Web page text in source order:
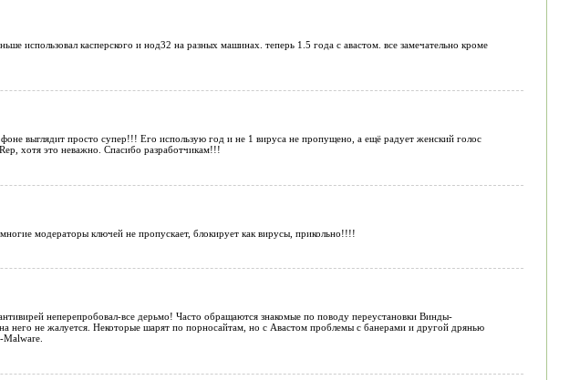
использовал касперского и нод32 на разных машинах. теперь 1.5 года с авастом. все замечательно кроме
выглядит просто супер!!! Его использую год и не 1 вируса не пропущено, а ещё радует женский голос
хотя это неважно. Спасибо разработчикам!!!
модераторы ключей не пропускает, блокирует как вирусы, прикольно!!!!
неперепробовал-все дерьмо! Часто обращаются знакомые по поводу переустановки Винды-
него не жалуется. Некоторые шарят по порносайтам, но с Авастом проблемы с банерами и другой дрянью
Malware.